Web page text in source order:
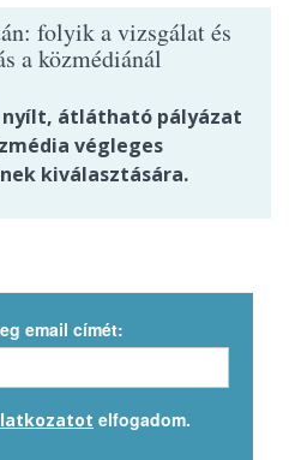
folyik a vizsgálat és
a közmédiánál
nyílt, átlátható pályázat
végleges
kiválasztására.
email címét:
elfogadom.